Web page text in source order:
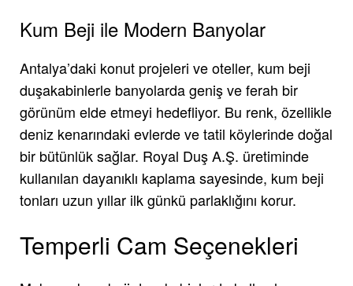
Kum Beji ile Modern Banyolar
Antalya’daki konut projeleri ve oteller, kum beji
duşakabinlerle banyolarda geniş ve ferah bir
görünüm elde etmeyi hedefliyor. Bu renk, özellikle
deniz kenarındaki evlerde ve tatil köylerinde doğal
bir bütünlük sağlar. Royal Duş A.Ş. üretiminde
kullanılan dayanıklı kaplama sayesinde, kum beji
tonları uzun yıllar ilk günkü parlaklığını korur.
Temperli Cam Seçenekleri